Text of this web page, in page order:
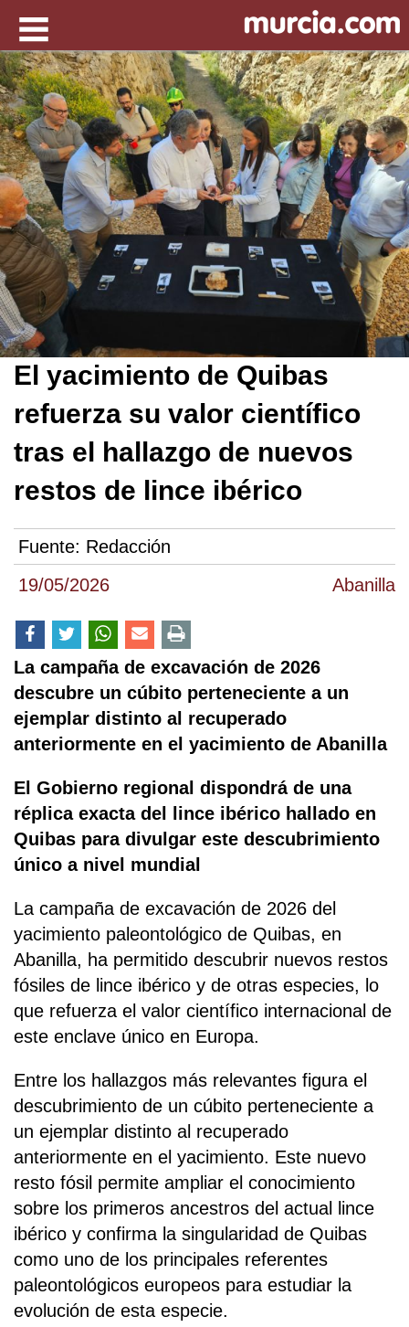
19/05/2026 Abanilla
El yacimiento de Quibas
refuerza su valor científico
tras el hallazgo de nuevos
restos de lince ibérico
Fuente: Redacción
La campaña de excavación de 2026
descubre un cúbito perteneciente a un
ejemplar distinto al recuperado
anteriormente en el yacimiento de Abanilla
El Gobierno regional dispondrá de una
réplica exacta del lince ibérico hallado en
Quibas para divulgar este descubrimiento
único a nivel mundial
La campaña de excavación de 2026 del
yacimiento paleontológico de Quibas, en
Abanilla, ha permitido descubrir nuevos restos
fósiles de lince ibérico y de otras especies, lo
que refuerza el valor científico internacional de
este enclave único en Europa.
Entre los hallazgos más relevantes figura el
descubrimiento de un cúbito perteneciente a
un ejemplar distinto al recuperado
anteriormente en el yacimiento. Este nuevo
resto fósil permite ampliar el conocimiento
sobre los primeros ancestros del actual lince
ibérico y confirma la singularidad de Quibas
como uno de los principales referentes
paleontológicos europeos para estudiar la
evolución de esta especie.